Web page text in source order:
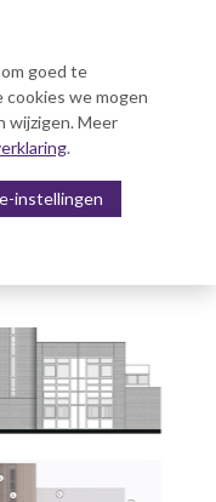
Bouwkosten 2025
Bouw &
2023
–
goed te
we mogen
wijzigen. Meer
.
instellingen